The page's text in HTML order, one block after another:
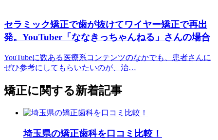
セラミック矯正で歯が抜けてワイヤー矯正で再出
発。YouTuber「ななきっちゃんねる」さんの場合
YouTubeに数ある医療系コンテンツのなかでも、患者さんに
ぜひ参考にしてもらいたいのが、治…
矯正に関する新着記事
埼玉県の矯正歯科を口コミ比較！